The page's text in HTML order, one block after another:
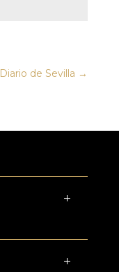
Diario de Sevilla →